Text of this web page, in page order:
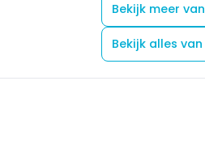
Bekijk meer van
Bekijk alles van